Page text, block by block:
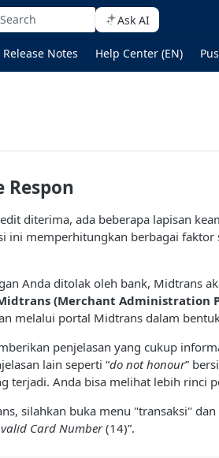
Search Ask AI
Notes Help Center (EN)
Respon
diterima, ada beberapa lapisan
ini memperhitungkan berbagai
Anda ditolak oleh bank, Midtrans
(Merchant Administration
melalui portal Midtrans dalam
penjelasan yang cukup
lain seperti “do not honour”
terjadi. Anda bisa melihat lebih rinci
silahkan buka menu "transaksi"
Card Number(14)”.